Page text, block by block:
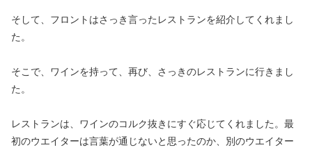
そして、フロントはさっき言ったレストランを紹介してくれまし
た。
そこで、ワインを持って、再び、さっきのレストランに行きまし
た。
レストランは、ワインのコルク抜きにすぐ応じてくれました。最
初のウエイターは言葉が通じないと思ったのか、別のウエイター